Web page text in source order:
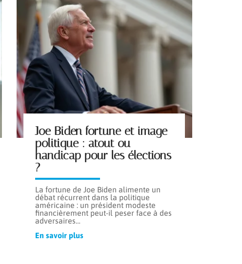
Joe Biden fortune et image
politique : atout ou
handicap pour les élections
?
La fortune de Joe Biden alimente un
débat récurrent dans la politique
américaine : un président modeste
financièrement peut-il peser face à des
adversaires
En savoir plus